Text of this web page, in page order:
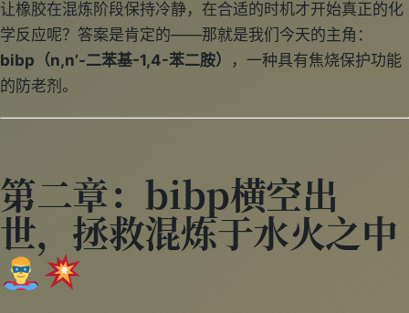
让橡胶在混炼阶段保持冷静，在合适的时机才开始真正的化
学反应呢？答案是肯定的——那就是我们今天的主角：
bibp（n,n’-二苯基-1,4-苯二胺）
，一种具有焦烧保护功能
的防老剂。
第二章：bibp横空出
世，拯救混炼于水火之中